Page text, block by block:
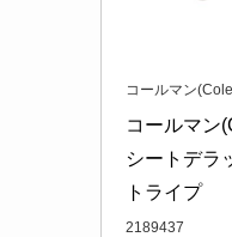
コールマン
コールマン
シートデラ
トライプ
2189437